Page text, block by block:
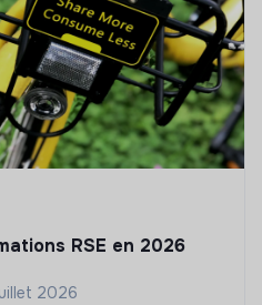
RSE en 2026
2026